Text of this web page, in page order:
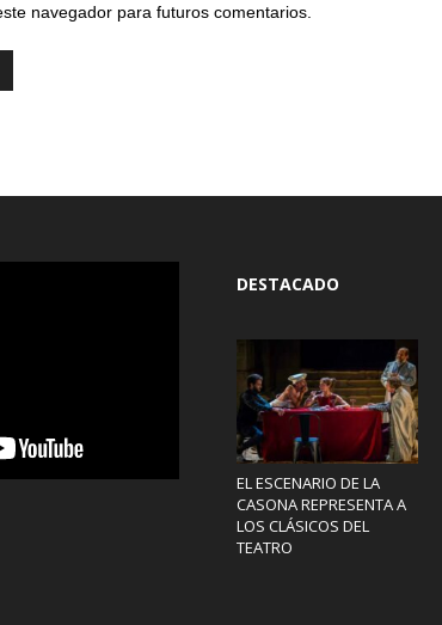
navegador para futuros comentarios.
DESTACADO
EL ESCENARIO DE LA
CASONA REPRESENTA A
LOS CLÁSICOS DEL
TEATRO